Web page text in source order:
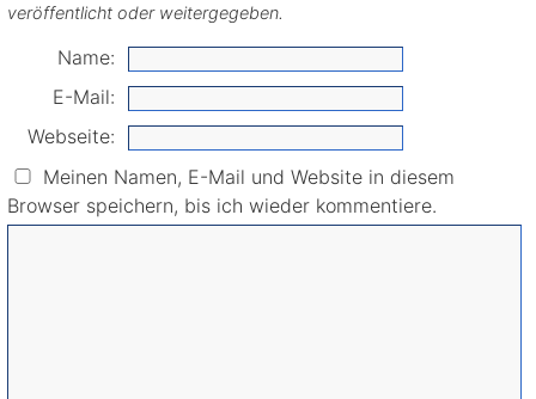
veröffentlicht oder weitergegeben.
Name:
E-Mail:
Webseite:
Meinen Namen, E-Mail und Website in diesem
Browser speichern, bis ich wieder kommentiere.